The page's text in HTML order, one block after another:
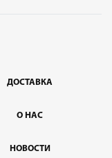
ДОСТАВКА
О НАС
НОВОСТИ